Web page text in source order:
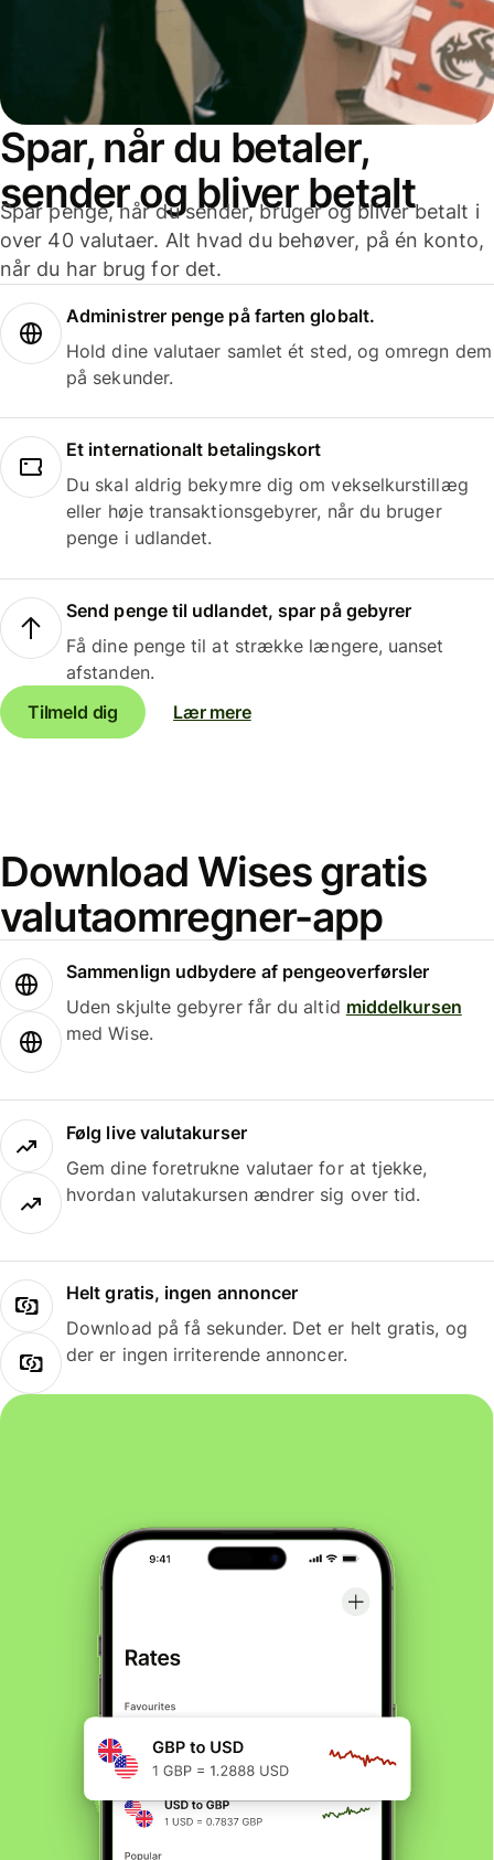
Spar, når du betaler,
sender og bliver betalt
Spar penge, når du sender, bruger og bliver betalt i
over 40 valutaer. Alt hvad du behøver, på én konto,
når du har brug for det.
Administrer penge på farten globalt.
Hold dine valutaer samlet ét sted, og omregn dem
på sekunder.
Et internationalt betalingskort
Du skal aldrig bekymre dig om vekselkurstillæg
eller høje transaktionsgebyrer, når du bruger
penge i udlandet.
Send penge til udlandet, spar på gebyrer
Få dine penge til at strække længere, uanset
afstanden.
Tilmeld dig
Lær mere
Download Wises gratis
valutaomregner-app
Sammenlign udbydere af pengeoverførsler
Uden skjulte gebyrer får du altid middelkursen
med Wise.
Følg live valutakurser
Gem dine foretrukne valutaer for at tjekke,
hvordan valutakursen ændrer sig over tid.
Helt gratis, ingen annoncer
Download på få sekunder. Det er helt gratis, og
der er ingen irriterende annoncer.